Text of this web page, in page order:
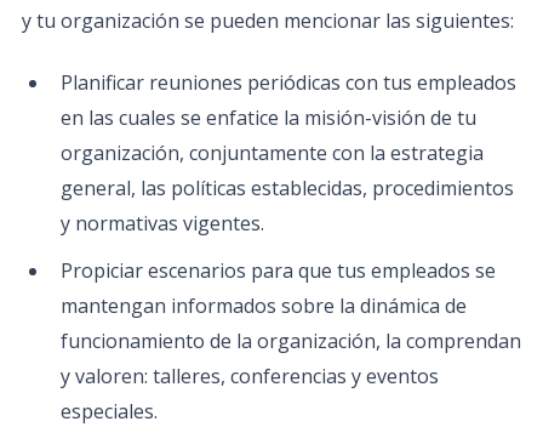
y tu organización se pueden mencionar las siguientes:
Planificar reuniones periódicas con tus empleados
en las cuales se enfatice la misión-visión de tu
organización, conjuntamente con la estrategia
general, las políticas establecidas, procedimientos
y normativas vigentes.
Propiciar escenarios para que tus empleados se
mantengan informados sobre la dinámica de
funcionamiento de la organización, la comprendan
y valoren: talleres, conferencias y eventos
especiales.